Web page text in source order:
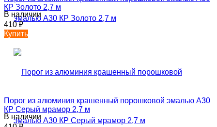
КР Золото 2,7 м
В наличии
410₽
Купить
Порог из алюминия крашенный порошковой эмалью А30
КР Серый мрамор 2,7 м
В наличии